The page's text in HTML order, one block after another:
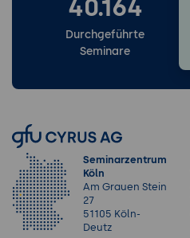
40.164
Durchgeführte
Seminare
Seminarzentrum
Köln
Am Grauen Stein
27
51105 Köln-
Deutz